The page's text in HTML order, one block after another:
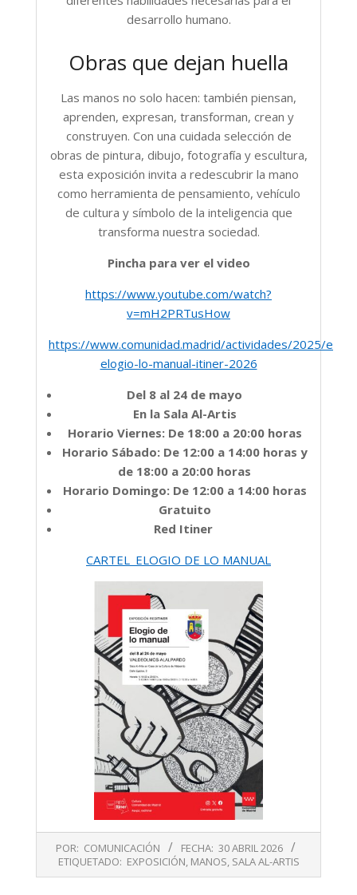
desarrollo humano.
Obras que dejan huella
Las manos no solo hacen: también piensan,
aprenden, expresan, transforman, crean y
construyen. Con una cuidada selección de
obras de pintura, dibujo, fotografía y escultura,
esta exposición invita a redescubrir la mano
como herramienta de pensamiento, vehículo
de cultura y símbolo de la inteligencia que
transforma nuestra sociedad.
Pincha para ver el video
https://www.youtube.com/watch?
v=mH2PRTusHow
https://www.comunidad.madrid/actividades/2025/
elogio-lo-manual-itiner-2026
Del 8 al 24 de mayo
En la Sala Al-Artis
Horario Viernes: De 18:00 a 20:00 horas
Horario Sábado: De 12:00 a 14:00 horas y
de 18:00 a 20:00 horas
Horario Domingo: De 12:00 a 14:00 horas
Gratuito
Red Itiner
CARTEL_ELOGIO DE LO MANUAL
30
POR: COMUNICACIÓN FECHA: 30 ABRIL 2026
ETIQUETADO: EXPOSICIÓN, MANOS, SALA AL-ARTIS